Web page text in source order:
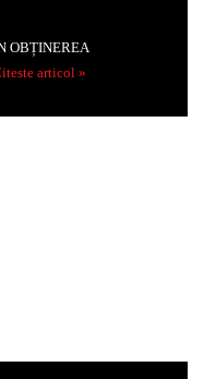
OBȚINEREA
articol »